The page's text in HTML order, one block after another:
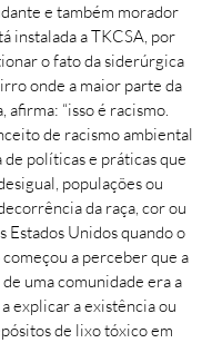
e também morador
instalada a TKCSA, por
o fato da siderúrgica
onde a maior parte da
afirma: “isso é racismo.
de racismo ambiental
de políticas e práticas que
populações ou
da raça, cor ou
Estados Unidos quando o
a perceber que a
uma comunidade era a
explicar a existência ou
de lixo tóxico em